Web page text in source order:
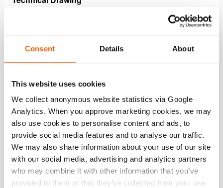
Consent Details About
This website uses cookies
We collect anonymous website statistics via Google
Analytics. When you approve marketing cookies, we may
also use cookies to personalise content and ads, to
provide social media features and to analyse our traffic.
We may also share information about your use of our site
with our social media, advertising and analytics partners
who may combine it with other information that you’ve
provided to them or that they’ve collected from your use
Características
Em caso de corte de energia, a pressão de óleo é
mantida
Protegida contra quedas de pressão através de uma
válvula sem retorno controlada por
pressão